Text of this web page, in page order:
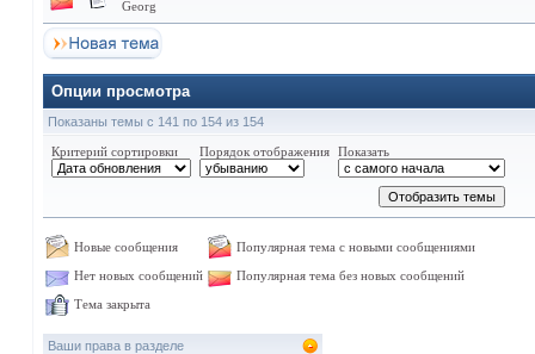
Georg
Опции просмотра
Показаны темы с 141 по 154 из 154
Критерий сортировки Порядок отображения Показать
Новые сообщения
Популярная тема с новыми сообщениями
Нет новых сообщений
Популярная тема без новых сообщений
Тема закрыта
Ваши права в разделе